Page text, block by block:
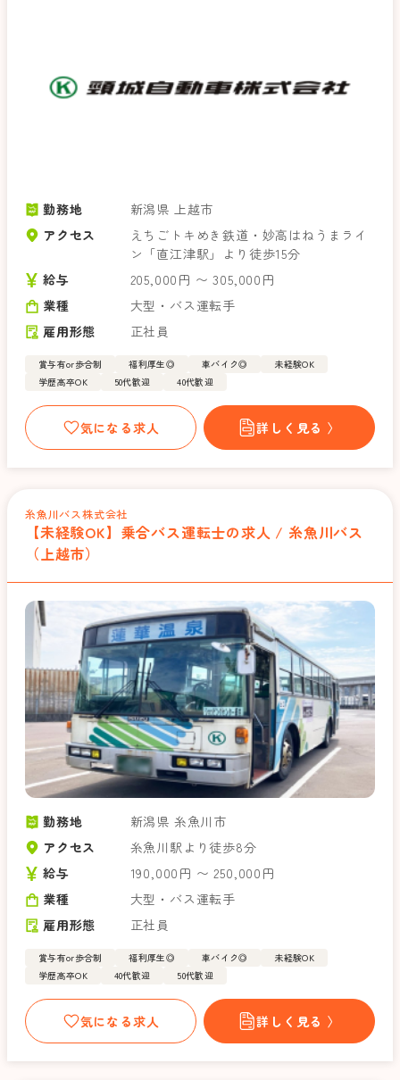
勤務地
新潟県 上越市
アクセス
えちごトキめき鉄道・妙高はねうまライ
ン「直江津駅」より徒歩15分
給与
205,000円 〜 305,000円
業種
大型・バス運転手
雇用形態
正社員
賞与有or歩合制 福利厚生◎ 車バイク◎
未経験OK
学歴高卒OK
50代歓迎 40代歓迎
気になる求人 詳しく見る 〉
糸魚川バス株式会社
【未経験OK】乗合バス運転士の求人 / 糸魚川バス
（上越市）
勤務地
新潟県 糸魚川市
アクセス
糸魚川駅より徒歩8分
給与
190,000円 〜 250,000円
業種
大型・バス運転手
雇用形態
正社員
賞与有or歩合制 福利厚生◎ 車バイク◎
未経験OK
学歴高卒OK
40代歓迎 50代歓迎
気になる求人 詳しく見る 〉